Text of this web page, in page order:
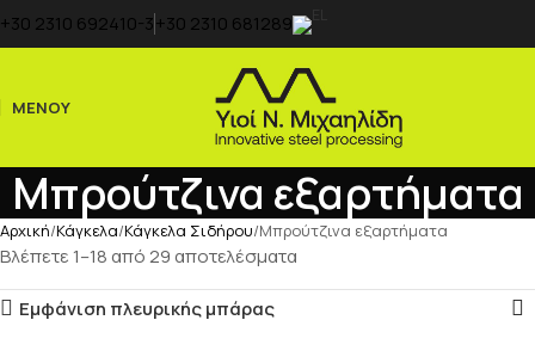
+30 2310 692410-3+30 2310 681289
ΜΕΝΟΥ
Μπρούτζινα εξαρτήματα
Αρχική Κάγκελα Κάγκελα Σιδήρου Μπρούτζινα εξαρτήματα
Βλέπετε 1–18 από 29 αποτελέσματα
Εμφάνιση πλευρικής μπάρας